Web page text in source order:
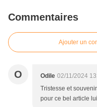
Commentaires
Ajouter un
O Odile 02/11/2024
Tristesse et
pour ce bel article